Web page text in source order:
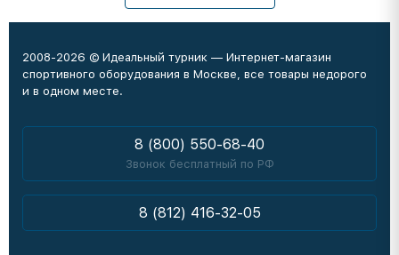
2008-2026 © Идеальный турник — Интернет-магазин
спортивного оборудования в Москве, все товары недорого
и в одном месте.
8 (800) 550-68-40
Звонок бесплатный по РФ
8 (812) 416-32-05